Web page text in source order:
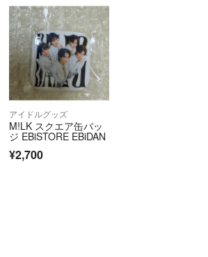
み行います。
。
強スリーブに入れ防水
評価されてしまいまし
ご心配でしたら発送後や
い。
アイドルグッズ
M!LK スクエア缶バッ
ジ EBiSTORE EBiDAN
¥2,700